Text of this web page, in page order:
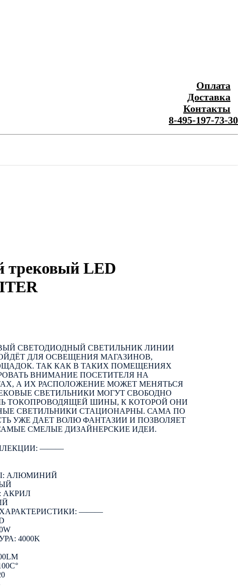
Оплата
Доставка
Контакты
8-495-197-73-30
трековый LED
СВЕТОДИОДНЫЙ СВЕТИЛЬНИК ЛИНИИ
ДЛЯ ОСВЕЩЕНИЯ МАГАЗИНОВ,
ТАК КАК В ТАКИХ ПОМЕЩЕНИЯХ
ВНИМАНИЕ ПОСЕТИТЕЛЯ НА
А ИХ РАСПОЛОЖЕНИЕ МОЖЕТ МЕНЯТЬСЯ
СВЕТИЛЬНИКИ МОГУТ СВОБОДНО
ТОКОПРОВОДЯЩЕЙ ШИНЫ, К КОТОРОЙ ОНИ
СВЕТИЛЬНИКИ СТАЦИОНАРНЫ. САМА ПО
УЖЕ ДАЕТ ВОЛЮ ФАНТАЗИИ И ПОЗВОЛЯЕТ
СМЕЛЫЕ ДИЗАЙНЕРСКИЕ ИДЕИ.
―――
АЛЮМИНИЙ
АКРИЛ
―――
4000K